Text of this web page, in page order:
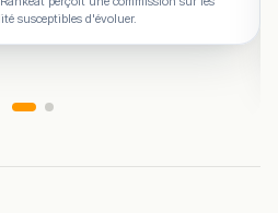
susceptibles d'évoluer.